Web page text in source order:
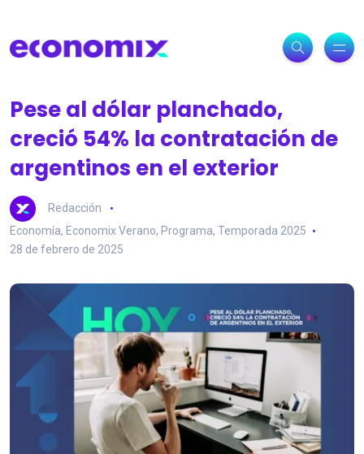
Pese al dólar planchado,
creció 54% la contratación de
argentinos en el exterior
Redacción
Economía, Economix Verano, Programa, Temporada 2025
28 de febrero de 2025